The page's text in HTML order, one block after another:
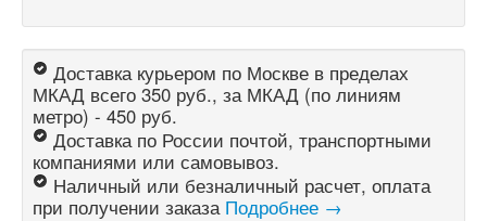
Доставка курьером по Москве в пределах
МКАД всего 350 руб., за МКАД (по линиям
метро) - 450 руб.
Доставка по России почтой, транспортными
компаниями или самовывоз.
Наличный или безналичный расчет, оплата
при получении заказа Подробнее →